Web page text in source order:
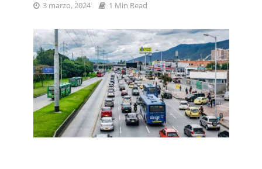
3 marzo, 2024 1 Min Read